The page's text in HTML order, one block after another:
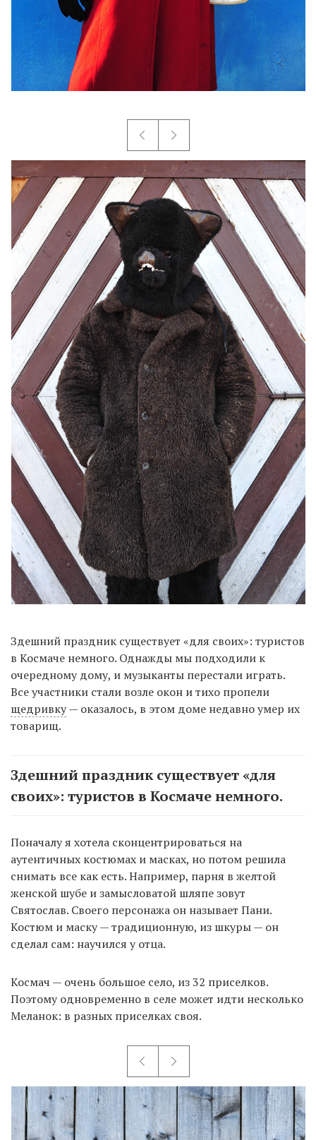
Здешний праздник существует «для своих»: туристов
в Космаче немного. Однажды мы подходили к
очередному дому, и музыканты перестали играть.
Все участники стали возле окон и тихо пропели
щедривку— оказалось, в этом доме недавно умер их
товарищ.
Здешний праздник существует «для
своих»: туристов в Космаче немного.
Поначалу я хотела сконцентрироваться на
аутентичных костюмах и масках, но потом решила
снимать все как есть. Например, парня в желтой
женской шубе и замысловатой шляпе зовут
Святослав. Своего персонажа он называет Пани.
Костюм и маску — традиционную, из шкуры — он
сделал сам: научился у отца.
Космач — очень большое село, из 32 приселков.
Поэтому одновременно в селе может идти несколько
Меланок: в разных приселках своя.